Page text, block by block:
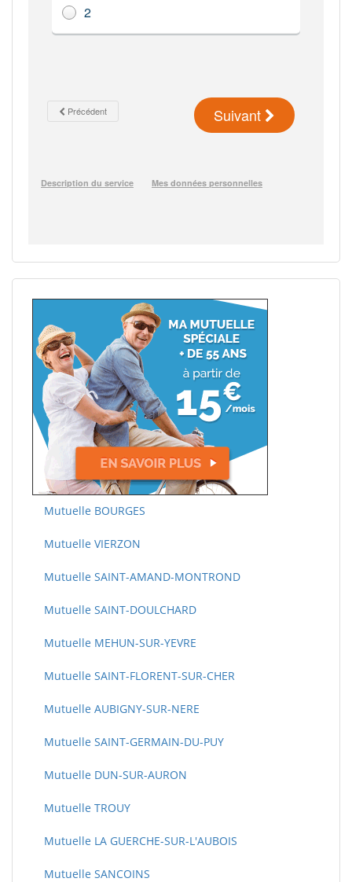
Mutuelle BOURGES
Mutuelle VIERZON
Mutuelle SAINT-AMAND-MONTROND
Mutuelle SAINT-DOULCHARD
Mutuelle MEHUN-SUR-YEVRE
Mutuelle SAINT-FLORENT-SUR-CHER
Mutuelle AUBIGNY-SUR-NERE
Mutuelle SAINT-GERMAIN-DU-PUY
Mutuelle DUN-SUR-AURON
Mutuelle TROUY
Mutuelle LA GUERCHE-SUR-L'AUBOIS
Mutuelle SANCOINS